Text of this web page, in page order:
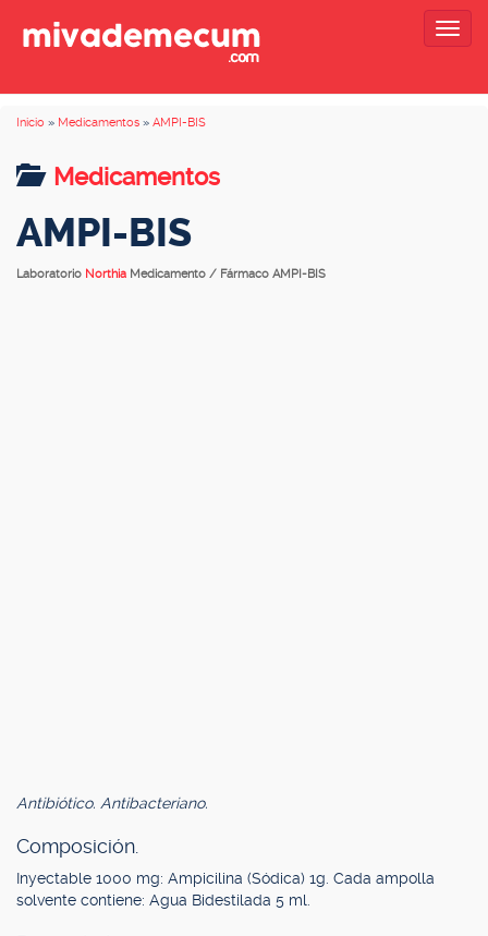
Inicio » Medicamentos » AMPI-BIS
Medicamentos
AMPI-BIS
Laboratorio Northia Medicamento / Fármaco AMPI-BIS
Antibiótico. Antibacteriano.
Composición.
Inyectable 1000 mg: Ampicilina (Sódica) 1g. Cada ampolla
solvente contiene: Agua Bidestilada 5 ml.